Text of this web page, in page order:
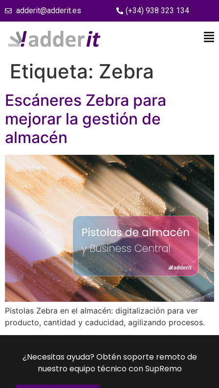
adderit@adderit.es (+34) 938 323 134
Etiqueta: Zebra
Escáneres Zebra para
mejorar la gestión de
almacén
Pistolas Zebra en el almacén: digitalización para ver
producto, cantidad y caducidad, agilizando procesos.
¿Necesitas ayuda? Obtén soporte remoto de
nuestro equipo técnico con SupRemo